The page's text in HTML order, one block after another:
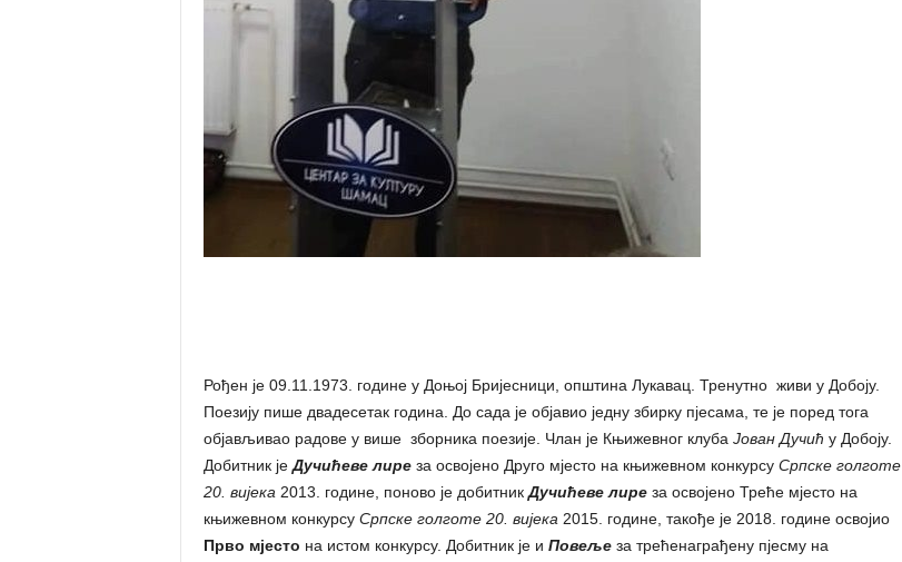
Рођен је 09.11.1973. године у Доњој Бријесници, општина Лукавац. Тренутно живи у Добоју.
Поезију пише двадесетак година. До сада је објавио једну збирку пјесама, те је поред тога
објављивао радове у више зборника поезије. Члан је Књижевног клуба Јован Дучић у Добоју.
Добитник јеДучићеве лиреза освојено Друго мјесто на књижевном конкурсу Српске голготе
20. вијека 2013. године, поново је добитникДучићеве лиреза освојено Треће мјесто на
књижевном конкурсу Српске голготе 20. вијека 2015. године, такође је 2018. године освојио
Прво мјесто на истом конкурсу. Добитник је и Повељеза трећенаграђену пјесму на